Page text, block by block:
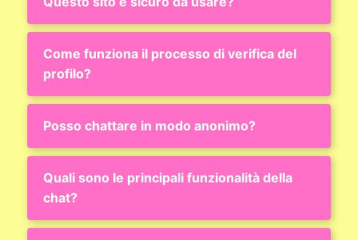
Come funziona il processo di verifica del
profilo?
Posso chattare in modo anonimo?
Quali sono le principali funzionalità della
chat?